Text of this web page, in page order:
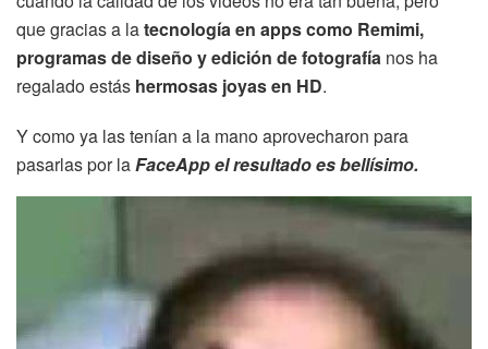
que gracias a latecnología en apps como Remimi,
programas de diseño y edición de fotografía nos ha
regalado estás hermosas joyas en HD.
Y como ya las tenían a la mano aprovecharon para
pasarlas por laFaceApp el resultado es bellísimo.